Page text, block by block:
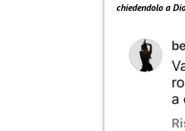
chiedendolo a